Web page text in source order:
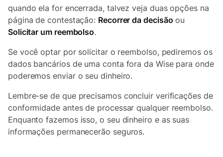
quando ela for encerrada, talvez veja duas opções na
página de contestação: Recorrer da decisão ou
Solicitar um reembolso.
Se você optar por solicitar o reembolso, pediremos os
dados bancários de uma conta fora da Wise para onde
poderemos enviar o seu dinheiro.
Lembre-se de que precisamos concluir verificações de
conformidade antes de processar qualquer reembolso.
Enquanto fazemos isso, o seu dinheiro e as suas
informações permanecerão seguros.